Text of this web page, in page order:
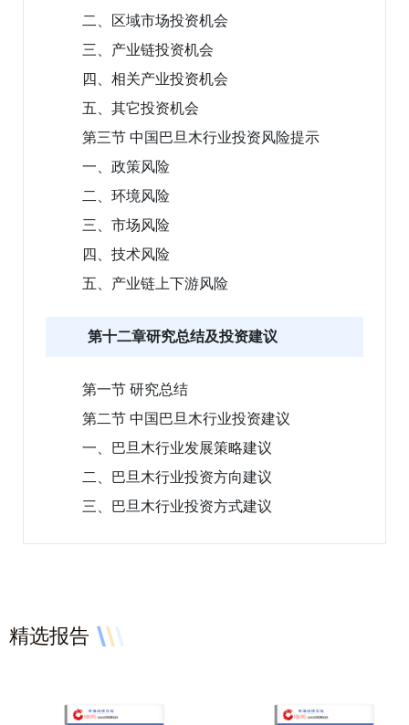
二、区域市场投资机会
三、产业链投资机会
四、相关产业投资机会
五、其它投资机会
第三节 中国巴旦木行业投资风险提示
一、政策风险
二、环境风险
三、市场风险
四、技术风险
五、产业链上下游风险
第十二章研究总结及投资建议
第一节 研究总结
第二节 中国巴旦木行业投资建议
一、巴旦木行业发展策略建议
二、巴旦木行业投资方向建议
三、巴旦木行业投资方式建议
精选报告